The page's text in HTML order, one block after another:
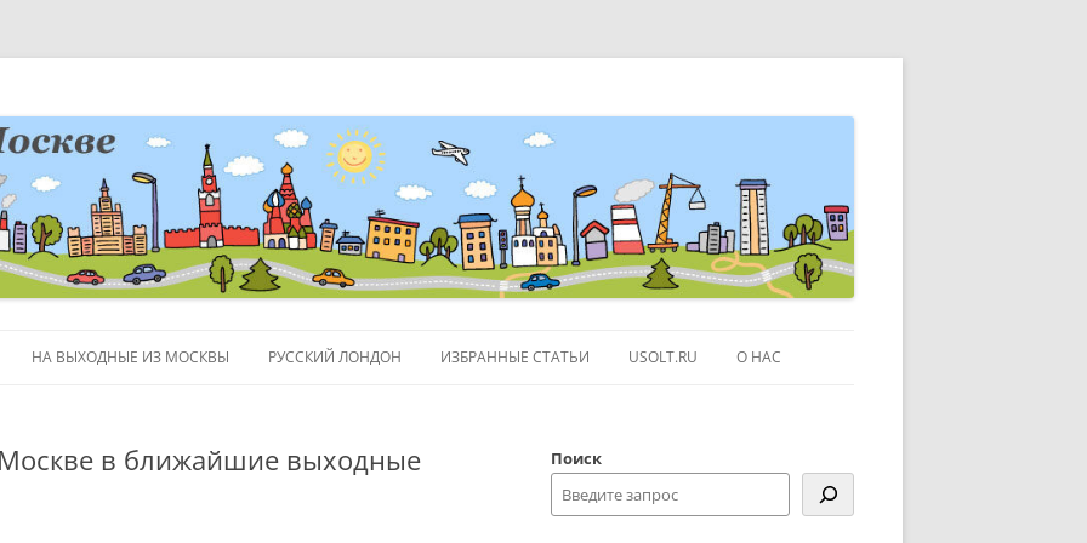
НА ВЫХОДНЫЕ ИЗ МОСКВЫ РУССКИЙ ЛОНДОН ИЗБРАННЫЕ СТАТЬИ
ПОЛЕЗНЫЕ ССЫЛКИ
ОБЪЕКТЫ НА КАРТЕ GOOGLE
USOLT.RU О НАС
в ближайшие выходные Поиск